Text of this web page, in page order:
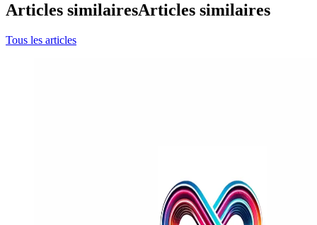
Articles similairesArticles similaires
Tous les articles